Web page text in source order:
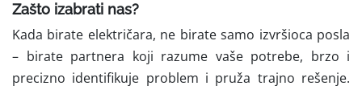
Zašto izabrati nas?
Kada birate električara, ne birate samo izvršioca posla
– birate partnera koji razume vaše potrebe, brzo i
precizno identifikuje problem i pruža trajno rešenje.